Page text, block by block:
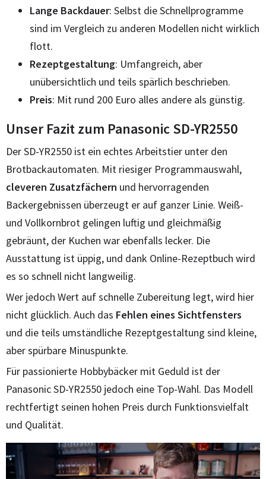
Lange Backdauer: Selbst die Schnellprogramme
sind im Vergleich zu anderen Modellen nicht wirklich
flott.
Rezeptgestaltung: Umfangreich, aber
unübersichtlich und teils spärlich beschrieben.
Preis: Mit rund 200 Euro alles andere als günstig.
Unser Fazit zum Panasonic SD-YR2550
Der SD-YR2550 ist ein echtes Arbeitstier unter den
Brotbackautomaten. Mit riesiger Programmauswahl,
cleveren Zusatzfächern und hervorragenden
Backergebnissen überzeugt er auf ganzer Linie. Weiß-
und Vollkornbrot gelingen luftig und gleichmäßig
gebräunt, der Kuchen war ebenfalls lecker. Die
Ausstattung ist üppig, und dank Online-Rezeptbuch wird
es so schnell nicht langweilig.
Wer jedoch Wert auf schnelle Zubereitung legt, wird hier
nicht glücklich. Auch das Fehlen eines Sichtfensters
und die teils umständliche Rezeptgestaltung sind kleine,
aber spürbare Minuspunkte.
Für passionierte Hobbybäcker mit Geduld ist der
Panasonic SD-YR2550 jedoch eine Top-Wahl. Das Modell
rechtfertigt seinen hohen Preis durch Funktionsvielfalt
und Qualität.